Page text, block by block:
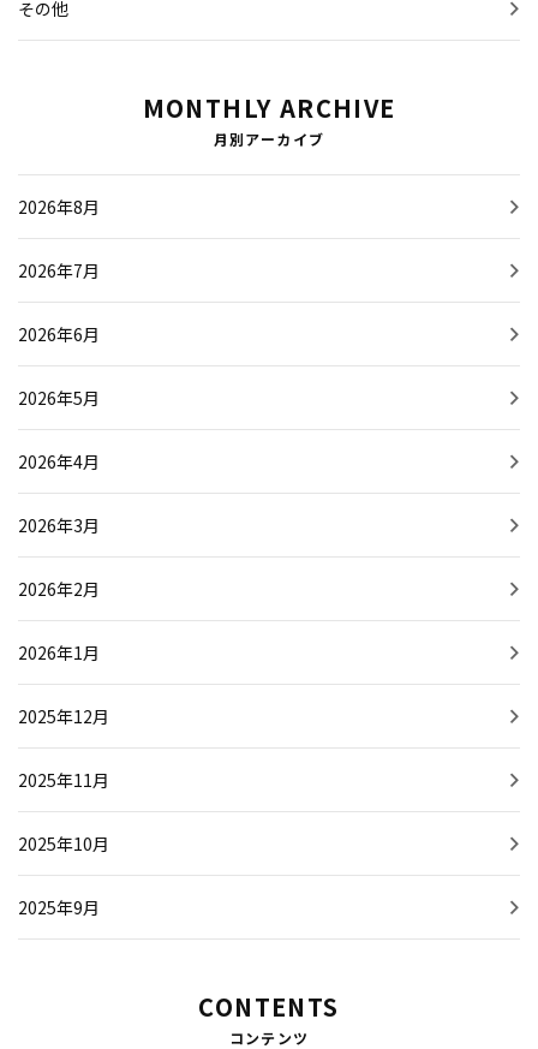
その他
MONTHLY ARCHIVE
月別アーカイブ
2026年8月
2026年7月
2026年6月
2026年5月
2026年4月
2026年3月
2026年2月
2026年1月
2025年12月
2025年11月
2025年10月
2025年9月
CONTENTS
コンテンツ